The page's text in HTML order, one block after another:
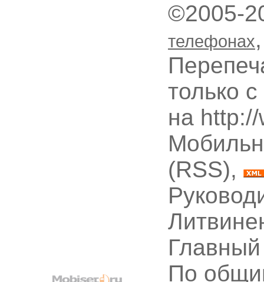
©2005-
телефонах
только
на
(RSS),
По